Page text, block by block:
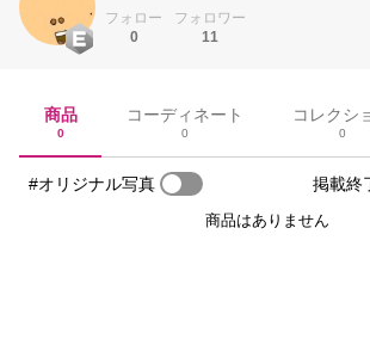
フォロー
0
フォロワー
11
商品
0
コーディネート
0
コレクシ
0
#オリジナル写真 掲載終
商品はありません